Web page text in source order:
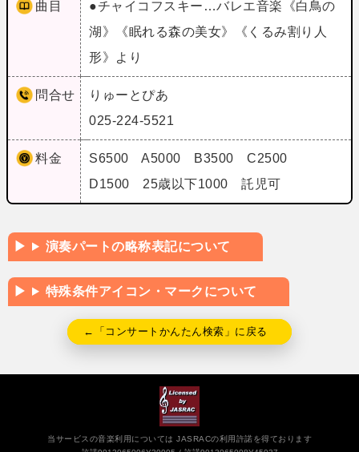
曲目
●チャイコフスキー…バレエ音楽《白鳥の
湖》《眠れる森の美女》《くるみ割り人
形》より
問合せ
りゅーとぴあ
025-224-5521
料金
S6500 A5000 B3500 C2500
D1500 25歳以下1000 託児可
演奏パートの略称表記について
特殊条件アイコン・マークについて
←「コンサートかんたん検索」に戻る
当サービスの音楽利用については JASRACの利用許諾を得ております